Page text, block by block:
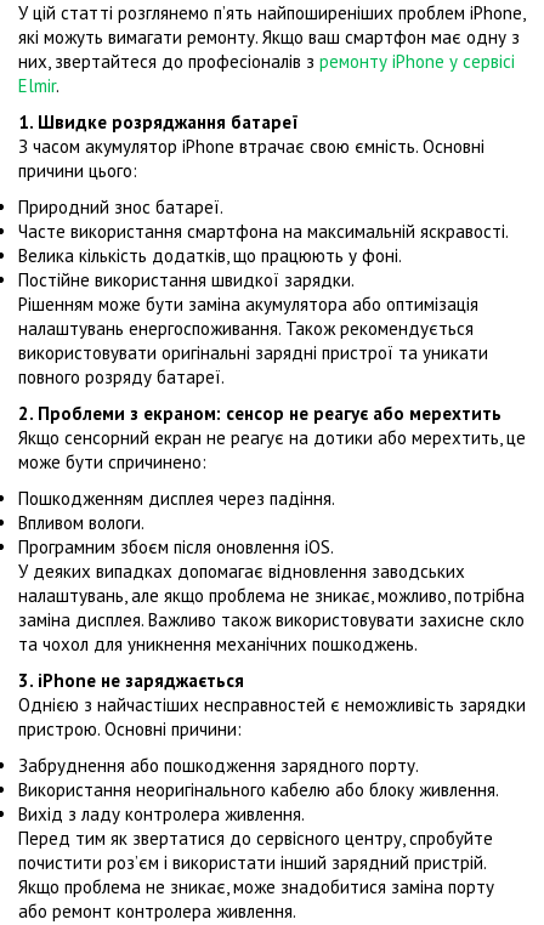
У цій статті розглянемо п’ять найпоширеніших проблем iPhone,
які можуть вимагати ремонту. Якщо ваш смартфон має одну з
них, звертайтеся до професіоналів з ремонту iPhone у сервісі
Elmir.
1. Швидке розряджання батареї
З часом акумулятор iPhone втрачає свою ємність. Основні
причини цього:
Природний знос батареї.
Часте використання смартфона на максимальній яскравості.
Велика кількість додатків, що працюють у фоні.
Постійне використання швидкої зарядки.
Рішенням може бути заміна акумулятора або оптимізація
налаштувань енергоспоживання. Також рекомендується
використовувати оригінальні зарядні пристрої та уникати
повного розряду батареї.
2. Проблеми з екраном: сенсор не реагує або мерехтить
Якщо сенсорний екран не реагує на дотики або мерехтить, це
може бути спричинено:
Пошкодженням дисплея через падіння.
Впливом вологи.
Програмним збоєм після оновлення iOS.
У деяких випадках допомагає відновлення заводських
налаштувань, але якщо проблема не зникає, можливо, потрібна
заміна дисплея. Важливо також використовувати захисне скло
та чохол для уникнення механічних пошкоджень.
3. iPhone не заряджається
Однією з найчастіших несправностей є неможливість зарядки
пристрою. Основні причини:
Забруднення або пошкодження зарядного порту.
Використання неоригінального кабелю або блоку живлення.
Вихід з ладу контролера живлення.
Перед тим як звертатися до сервісного центру, спробуйте
почистити роз’єм і використати інший зарядний пристрій.
Якщо проблема не зникає, може знадобитися заміна порту
або ремонт контролера живлення.